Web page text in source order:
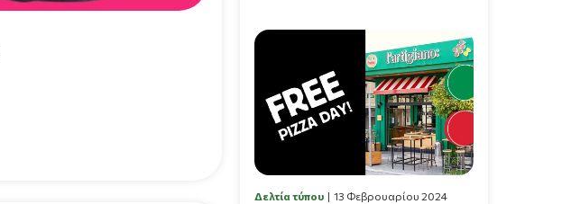
Δελτία τύπου 13 Φεβρουαρίου 2024